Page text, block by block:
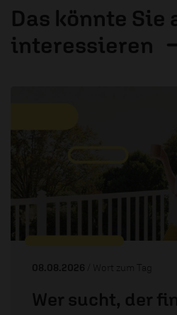
Das könnte Sie
interessieren
08.08.2026 / Wort zum Tag
Wer sucht, der